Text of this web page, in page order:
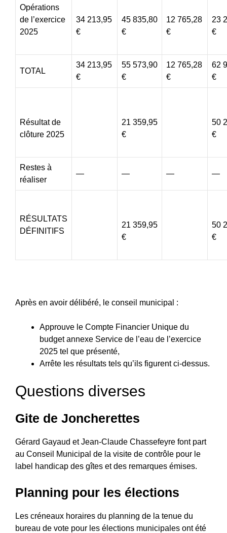
Opérations
de l’exercice
2025
34 213,95
€
45 835,80
€
12 765,28
€
23
€
TOTAL
34 213,95
€
55 573,90
€
12 765,28
€
62
€
Résultat de
clôture 2025
21 359,95
€
50
€
Restes à
réaliser
— — — —
RÉSULTATS
DÉFINITIFS
21 359,95
€
50
€
Après en avoir délibéré, le conseil municipal :
Approuve le Compte Financier Unique du
budget annexe Service de l’eau de l’exercice
2025 tel que présenté,
Arrête les résultats tels qu’ils figurent ci-dessus.
Questions diverses
Gite de Joncherettes
Gérard Gayaud et Jean-Claude Chassefeyre font part
au Conseil Municipal de la visite de contrôle pour le
label handicap des gîtes et des remarques émises.
Planning pour les élections
Les créneaux horaires du planning de la tenue du
bureau de vote pour les élections municipales ont été